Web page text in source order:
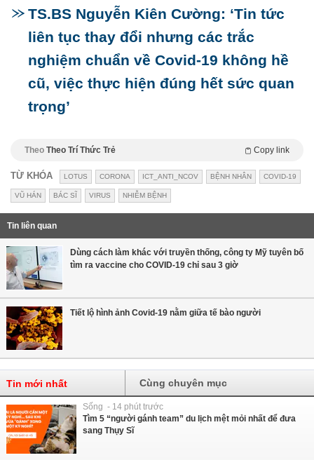
TS.BS Nguyễn Kiên Cường: ‘Tin tức
liên tục thay đổi nhưng các trắc
nghiệm chuẩn về Covid-19 không hề
cũ, việc thực hiện đúng hết sức quan
trọng’
Theo Theo Trí Thức Trẻ Copy link
TỪ KHÓA LOTUS CORONA ICT_ANTI_NCOV BỆNH NHÂN COVID-19
VŨ HÁN BÁC SĨ VIRUS NHIỄM BỆNH
Tin liên quan
Dùng cách làm khác với truyền thống, công ty Mỹ tuyên bố
tìm ra vaccine cho COVID-19 chỉ sau 3 giờ
Tiết lộ hình ảnh Covid-19 nằm giữa tế bào người
Tin mới nhất Cùng chuyên mục
Sống - 14 phút trước
Tìm 5 “người gánh team” du lịch mệt mỏi nhất để đưa
sang Thụy Sĩ